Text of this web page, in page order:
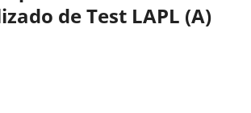
de Test LAPL (A)